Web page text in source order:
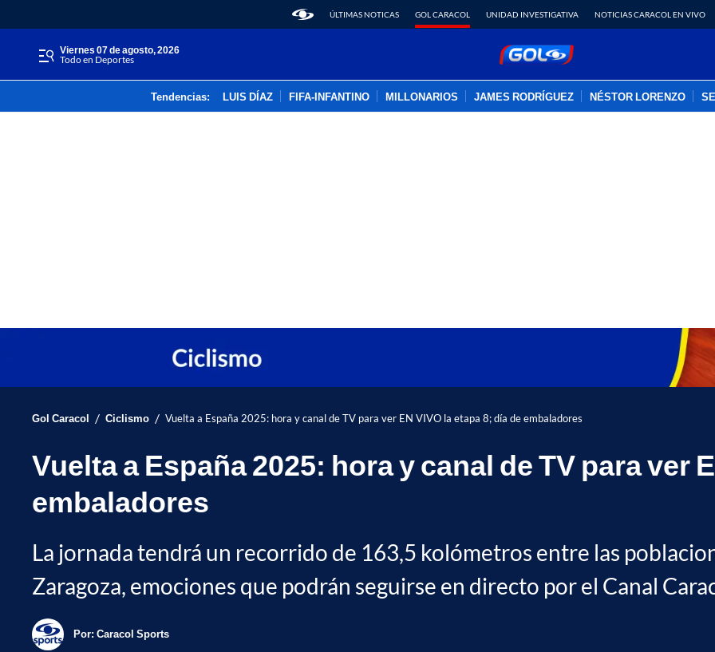
ÚLTIMAS NOTICAS GOL CARACOL UNIDAD INVESTIGATIVA NOTICIAS CARACOL EN VIVO
viernes 07 de agosto, 2026
Todo en Deportes
Tendencias: LUIS DÍAZ FIFA-INFANTINO MILLONARIOS JAMES RODRÍGUEZ NÉSTOR LORENZO
Gol Caracol / Ciclismo / Vuelta a España 2025: hora y canal de TV para ver EN VIVO la etapa 8; día de embaladores
Vuelta a España 2025: hora y canal de TV para ver
embaladores
La jornada tendrá un recorrido de 163,5 kolómetros entre las
Zaragoza, emociones que podrán seguirse en directo por el Canal
Por: Caracol Sports